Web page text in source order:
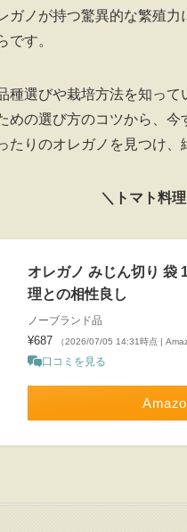
ガノが持つ驚異的な繁殖
です。
種選びや栽培方法を知っ
めの選び方のコツから、
たりのオレガノを見つけ、
＼トマト料
オレガノ みじん切り 袋
理との相性良し
ノーブランド品
¥687 （2026/07/05 14:31時点 |
口コミを見る